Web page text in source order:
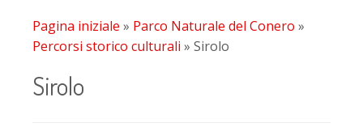
Pagina iniziale » Parco Naturale del Conero »
Percorsi storico culturali » Sirolo
Sirolo